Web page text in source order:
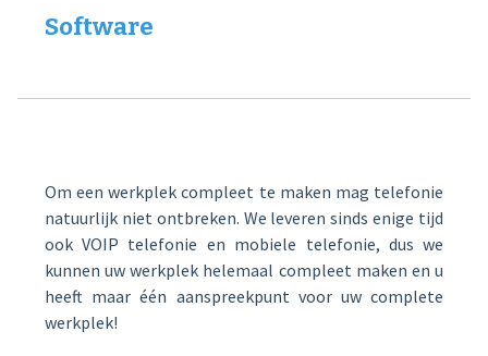
Software
Om een werkplek compleet te maken mag telefonie
natuurlijk niet ontbreken. We leveren sinds enige tijd
ook VOIP telefonie en mobiele telefonie, dus we
kunnen uw werkplek helemaal compleet maken en u
heeft maar één aanspreekpunt voor uw complete
werkplek!